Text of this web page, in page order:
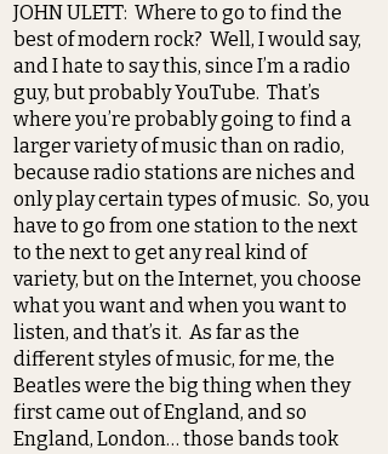
JOHN ULETT: Where to go to find the
best of modern rock? Well, I would say,
and I hate to say this, since I’m a radio
guy, but probably YouTube. That’s
where you’re probably going to find a
larger variety of music than on radio,
because radio stations are niches and
only play certain types of music. So, you
have to go from one station to the next
to the next to get any real kind of
variety, but on the Internet, you choose
what you want and when you want to
listen, and that’s it. As far as the
different styles of music, for me, the
Beatles were the big thing when they
first came out of England, and so
England, London… those bands took